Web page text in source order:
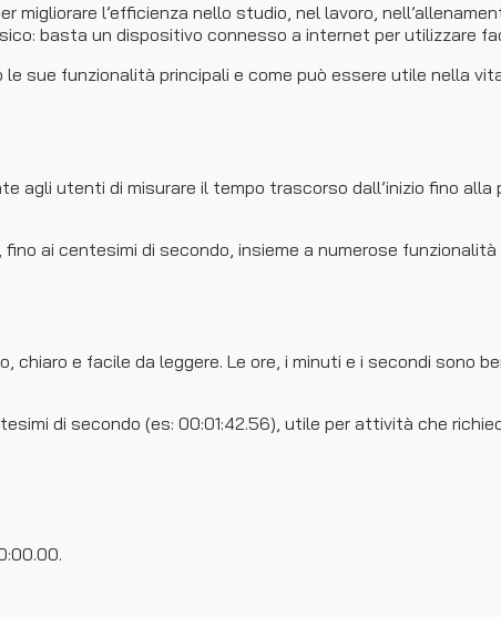
l’efficienza nello studio, nel lavoro,
basta un dispositivo connesso a internet per utilizzare
le sue funzionalità principali e come può essere utile nella
agli utenti di misurare il tempo trascorso dall’inizio fino alla
ai centesimi di secondo, insieme a numerose
chiaro e facile da leggere. Le ore, i minuti e i secondi sono
di secondo (es: 00:01:42.56), utile per attività che